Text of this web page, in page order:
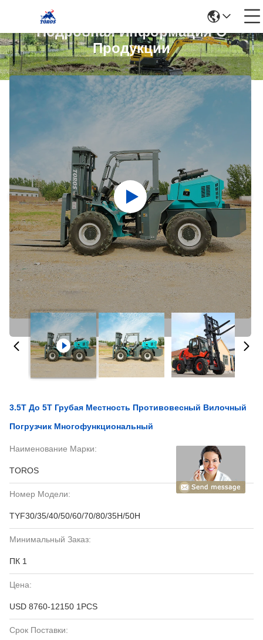
Подробная Информация О
Продукции
3.5T До 5T Грубая Местность Противовесный Вилочный
Погрузчик Многофункциональный
Наименование Марки:
TOROS
Номер Модели:
TYF30/35/40/50/60/70/80/35H/50H
Минимальный Заказ:
ПК 1
Цена:
USD 8760-12150 1PCS
Срок Поставки: